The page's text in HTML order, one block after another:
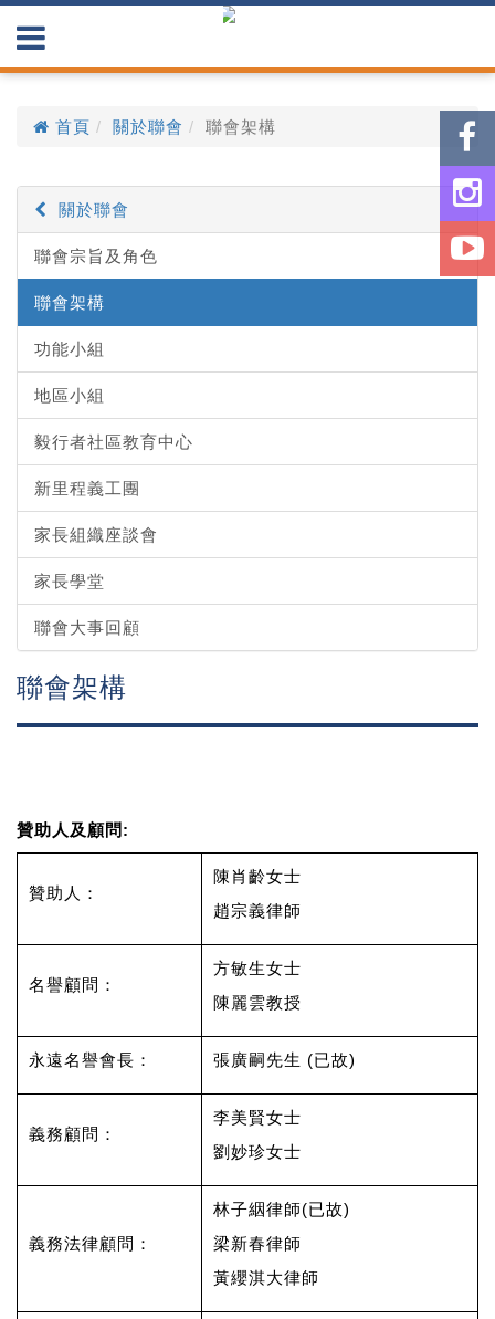
首頁 關於聯會 聯會架構
關於聯會
聯會宗旨及角色
聯會架構
功能小組
地區小組
毅行者社區教育中心
新里程義工團
家長組織座談會
家長學堂
聯會大事回顧
聯會架構
贊助人及顧問:
贊助人：
陳肖齡女士
趙宗義律師
名譽顧問：
方敏生女士
陳麗雲教授
永遠名譽會長： 張廣嗣先生 (已故)
義務顧問：
李美賢女士
劉妙珍女士
義務法律顧問：
林子絪律師(已故)
梁新春律師
黃纓淇大律師